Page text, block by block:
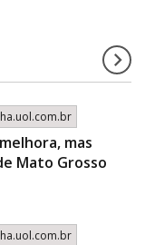
mas
Mato Grosso